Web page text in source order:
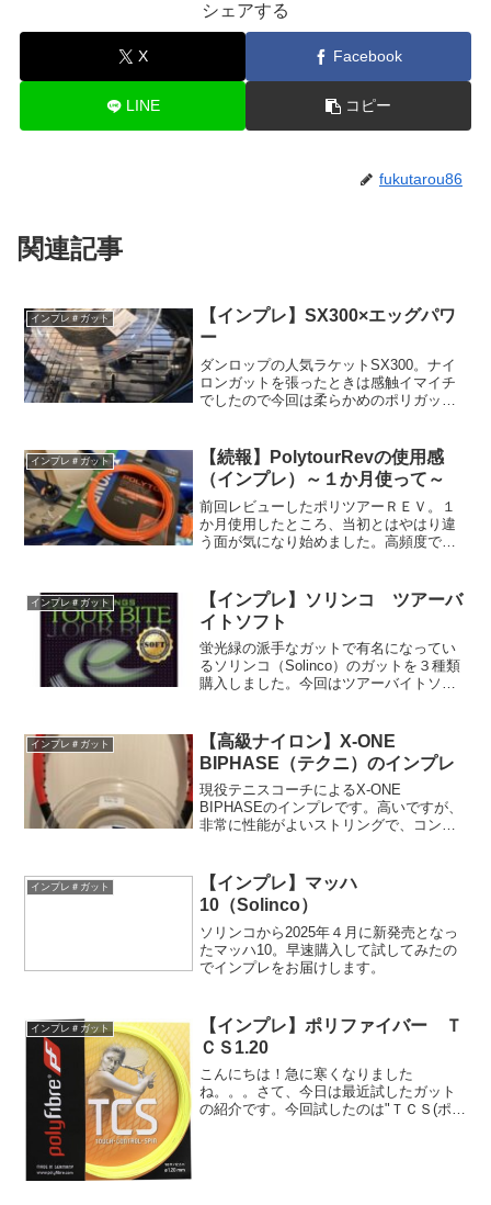
シェアする
X Facebook
LINE コピー
fukutarou86
関連記事
インプレ＃ガット
【インプレ】SX300×エッグパワ
ー
ダンロップの人気ラケットSX300。ナイ
ロンガットを張ったときは感触イマイチ
でしたので今回は柔らかめのポリガット
感覚が欲しいという人には是非一度試し
てほしい組み合わせですね！！
インプレ＃ガット
【続報】PolytourRevの使用感
（インプレ）～１か月使って～
前回レビューしたポリツアーＲＥＶ。１
か月使用したところ、当初とはやはり違
う面が気になり始めました。高頻度で張
したらどうなるかも検討材料かと思いま
す。そういった方の参考になれば幸いで
す。
インプレ＃ガット
【インプレ】ソリンコ ツアーバ
イトソフト
蛍光緑の派手なガットで有名になってい
るソリンコ（Solinco）のガットを３種類
購入しました。今回はツアーバイトソフ
インプレ＃ガット
【高級ナイロン】X-ONE
BIPHASE（テクニ）のインプレ
現役テニスコーチによるX-ONE
BIPHASEのインプレです。高いですが、
非常に性能がよいストリングで、コンパ
ています。
インプレ＃ガット
【インプレ】マッハ
10（Solinco）
ソリンコから2025年４月に新発売となっ
たマッハ10。早速購入して試してみたの
でインプレをお届けします。
インプレ＃ガット
【インプレ】ポリファイバー Ｔ
ＣＳ1.20
こんにちは！急に寒くなりました
ね。。。さて、今日は最近試したガット
の紹介です。今回試したのは"ＴＣＳ(ポリ